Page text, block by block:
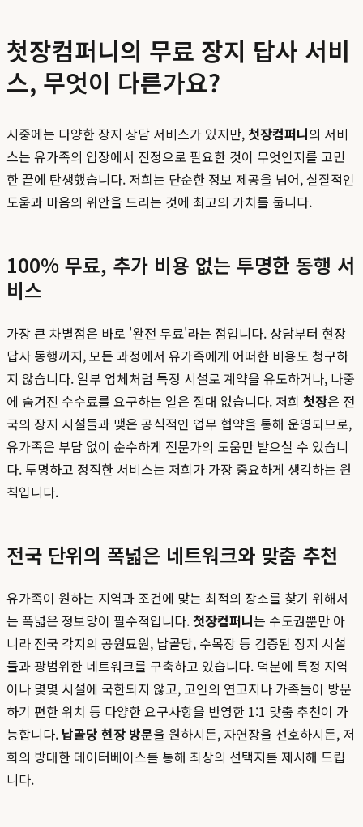
첫장컴퍼니의 무료 장지 답사 서비
스, 무엇이 다른가요?
시중에는 다양한 장지 상담 서비스가 있지만,첫장컴퍼니의 서비
스는 유가족의 입장에서 진정으로 필요한 것이 무엇인지를 고민
한 끝에 탄생했습니다. 저희는 단순한 정보 제공을 넘어, 실질적인
도움과 마음의 위안을 드리는 것에 최고의 가치를 둡니다.
100% 무료, 추가 비용 없는 투명한 동행 서
비스
가장 큰 차별점은 바로 '완전 무료'라는 점입니다. 상담부터 현장
답사 동행까지, 모든 과정에서 유가족에게 어떠한 비용도 청구하
지 않습니다. 일부 업체처럼 특정 시설로 계약을 유도하거나, 나중
에 숨겨진 수수료를 요구하는 일은 절대 없습니다. 저희 첫장은 전
국의 장지 시설들과 맺은 공식적인 업무 협약을 통해 운영되므로,
유가족은 부담 없이 순수하게 전문가의 도움만 받으실 수 있습니
다. 투명하고 정직한 서비스는 저희가 가장 중요하게 생각하는 원
칙입니다.
전국 단위의 폭넓은 네트워크와 맞춤 추천
유가족이 원하는 지역과 조건에 맞는 최적의 장소를 찾기 위해서
는 폭넓은 정보망이 필수적입니다.첫장컴퍼니는 수도권뿐만 아
니라 전국 각지의 공원묘원, 납골당, 수목장 등 검증된 장지 시설
들과 광범위한 네트워크를 구축하고 있습니다. 덕분에 특정 지역
이나 몇몇 시설에 국한되지 않고, 고인의 연고지나 가족들이 방문
하기 편한 위치 등 다양한 요구사항을 반영한 1:1 맞춤 추천이 가
능합니다. 납골당 현장 방문을 원하시든, 자연장을 선호하시든, 저
희의 방대한 데이터베이스를 통해 최상의 선택지를 제시해 드립
니다.